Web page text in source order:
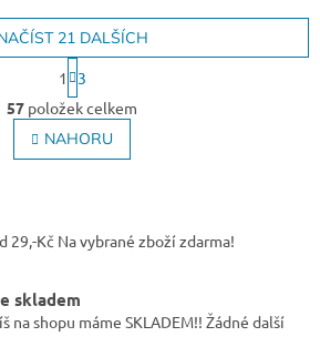
O
v
l
á
í
v
k
21 DALŠÍCH
S
t
r
á
n
k
n
í
1
3
57 položek celkem
NAHORU
29,-Kč Na vybrané zboží zdarma!
skladem
na shopu máme SKLADEM!! Žádné další